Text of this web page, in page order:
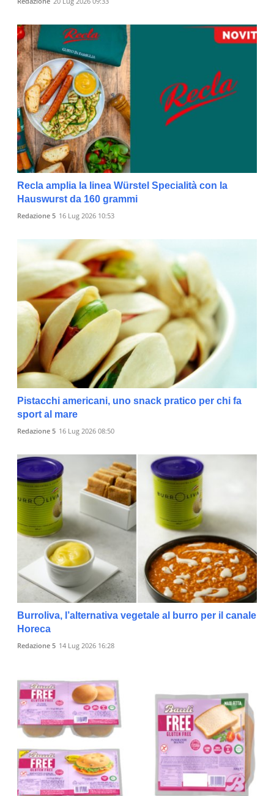
Recla amplia la linea Würstel Specialità con la
Hauswurst da 160 grammi
Redazione 5 16 Lug 2026 10:53
Pistacchi americani, uno snack pratico per chi fa
sport al mare
Redazione 5 16 Lug 2026 08:50
Burroliva, l’alternativa vegetale al burro per il canale
Horeca
Redazione 5 14 Lug 2026 16:28